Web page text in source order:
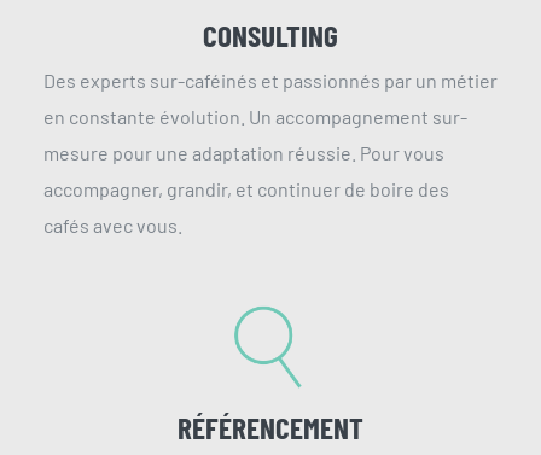
CONSULTING
Des experts sur-caféinés et passionnés par un métier
en constante évolution. Un accompagnement sur-
mesure pour une adaptation réussie. Pour vous
accompagner, grandir, et continuer de boire des
cafés avec vous.
RÉFÉRENCEMENT